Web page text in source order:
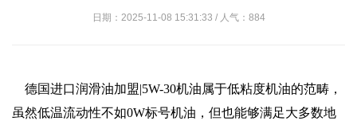
日期：2025-11-08 15:31:33 / 人气：884
德国进口润滑油加盟|5W-30机油属于低粘度机油的范畴，
虽然低温流动性不如0W标号机油，但也能够满足大多数地